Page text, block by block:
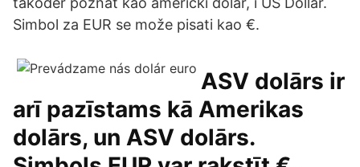
Simbol za EUR se može pisati kao €.
ASV dolārs ir
arī pazīstams kā Amerikas
dolārs, un ASV dolārs.